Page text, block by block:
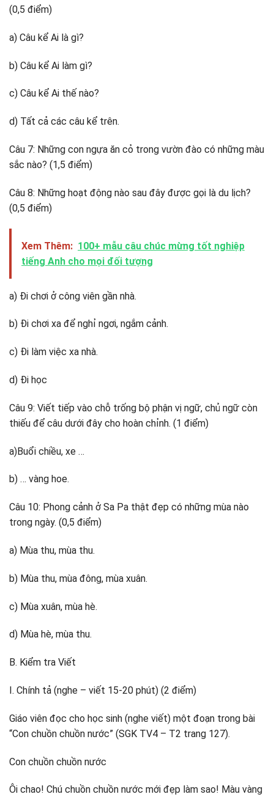
(0,5 điểm)
a) Câu kể Ai là gì?
b) Câu kể Ai làm gì?
c) Câu kể Ai thế nào?
d) Tất cả các câu kể trên.
Câu 7: Những con ngựa ăn cỏ trong vườn đào có những màu
sắc nào? (1,5 điểm)
Câu 8: Những hoạt động nào sau đây được gọi là du lịch?
(0,5 điểm)
Xem Thêm: 100+ mẫu câu chúc mừng tốt nghiệp
tiếng Anh cho mọi đối tượng
a) Đi chơi ở công viên gần nhà.
b) Đi chơi xa để nghỉ ngơi, ngắm cảnh.
c) Đi làm việc xa nhà.
d) Đi học
Câu 9: Viết tiếp vào chỗ trống bộ phận vị ngữ, chủ ngữ còn
thiếu để câu dưới đây cho hoàn chỉnh. (1 điểm)
a)Buổi chiều, xe …
b) … vàng hoe.
Câu 10: Phong cảnh ở Sa Pa thật đẹp có những mùa nào
trong ngày. (0,5 điểm)
a) Mùa thu, mùa thu.
b) Mùa thu, mùa đông, mùa xuân.
c) Mùa xuân, mùa hè.
d) Mùa hè, mùa thu.
B. Kiểm tra Viết
I. Chính tả (nghe – viết 15-20 phút) (2 điểm)
Giáo viên đọc cho học sinh (nghe viết) một đoạn trong bài
“Con chuồn chuồn nước” (SGK TV4 – T2 trang 127).
Con chuồn chuồn nước
Ôi chao! Chú chuồn chuồn nước mới đẹp làm sao! Màu vàng